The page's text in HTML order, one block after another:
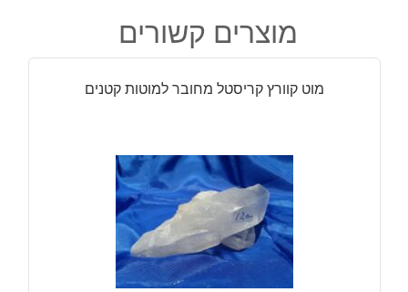
אגט
ירוק
גובה:
ס"מ
מוצרים קשורים
מוט קוורץ קריסטל מחובר למוטות קטנים